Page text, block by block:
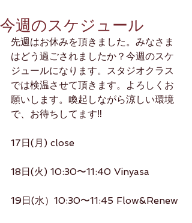
今週のスケジュール
先週はお休みを頂きました。みなさま
はどう過ごされましたか？今週のスケ
ジュールになります。スタジオクラス
では検温させて頂きます。よろしくお
願いします。喚起しながら涼しい環境
で、お待ちしてます‼️
17日(月) close
18日(火) 10:30〜11:40 Vinyasa
19日(水）10:30〜11:45 Flow&Renew